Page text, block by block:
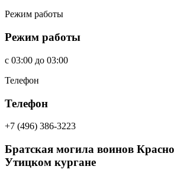
Режим работы
Режим работы
c 03:00 до 03:00
Телефон
Телефон
+7 (496) 386-3223
Братская могила воинов
Утицком кургане